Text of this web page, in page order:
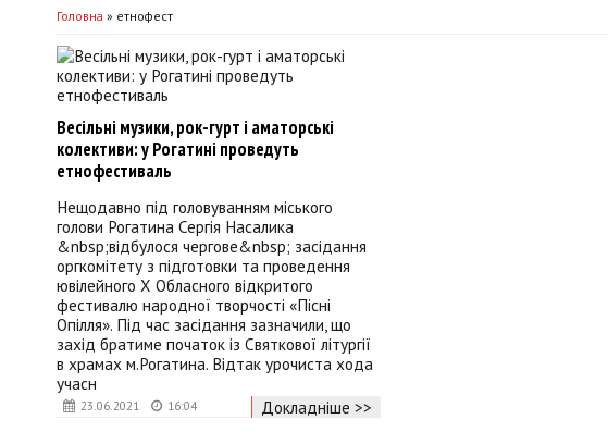
Головна » етнофест
23.06.2021 16:04
Весільні музики, рок-гурт і аматорські
колективи: у Рогатині проведуть
етнофестиваль
Нещодавно під головуванням міського
голови Рогатина Сергія Насалика
&nbsp;відбулося чергове&nbsp; засідання
оргкомітету з підготовки та проведення
ювілейного Х Обласного відкритого
фестивалю народної творчості «Пісні
Опілля». Під час засідання зазначили, що
захід братиме початок із Святкової літургії
в храмах м.Рогатина. Відтак урочиста хода
учасн
Докладніше >>